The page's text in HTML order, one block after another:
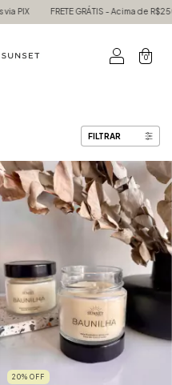
FRETE GRÁTIS - Acima de R$250,00
0
FILTRAR
20% OFF